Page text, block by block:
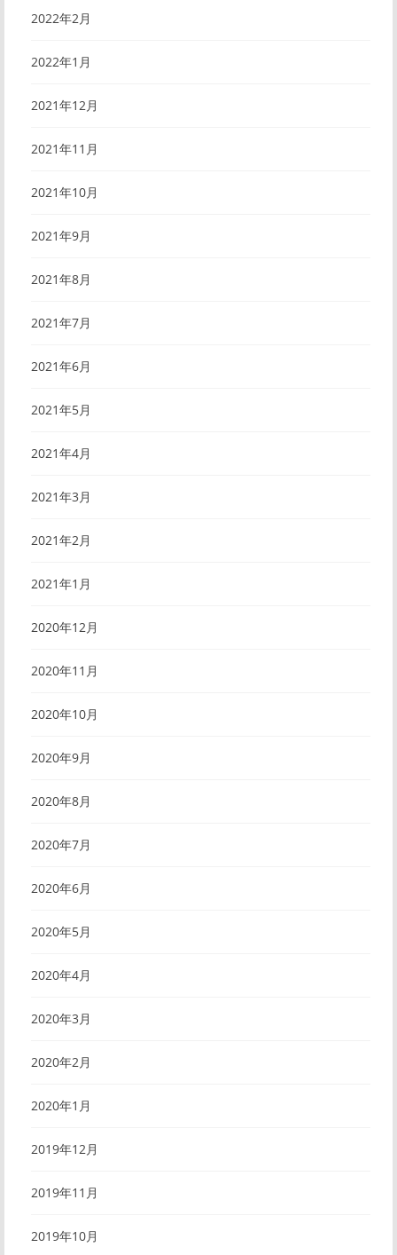
2022年2月
2022年1月
2021年12月
2021年11月
2021年10月
2021年9月
2021年8月
2021年7月
2021年6月
2021年5月
2021年4月
2021年3月
2021年2月
2021年1月
2020年12月
2020年11月
2020年10月
2020年9月
2020年8月
2020年7月
2020年6月
2020年5月
2020年4月
2020年3月
2020年2月
2020年1月
2019年12月
2019年11月
2019年10月